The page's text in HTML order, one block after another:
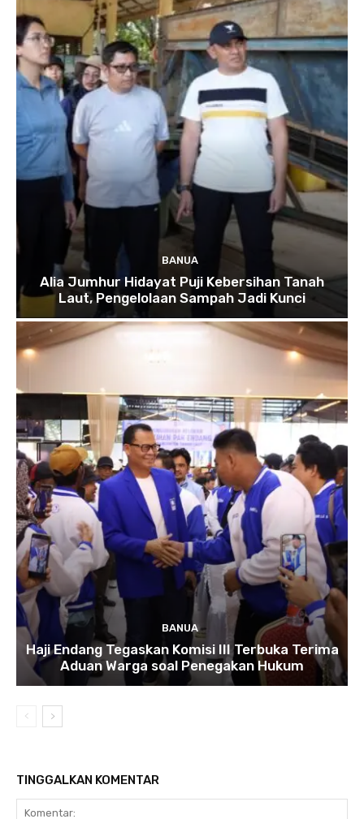
BANUA
Alia Jumhur Hidayat Puji Kebersihan Tanah
Laut, Pengelolaan Sampah Jadi Kunci
BANUA
Haji Endang Tegaskan Komisi III Terbuka Terima
Aduan Warga soal Penegakan Hukum
TINGGALKAN KOMENTAR